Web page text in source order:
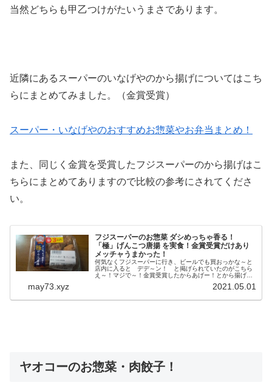
当然どちらも甲乙つけがたいうまさであります。
近隣にあるスーパーのいなげやのから揚げについてはこち
らにまとめてみました。（金賞受賞）
スーパー・いなげやのおすすめお惣菜やお弁当まとめ！
また、同じく金賞を受賞したフジスーパーのから揚げはこ
ちらにまとめてありますので比較の参考にされてくださ
い。
フジスーパーのお惣菜 ダシめっちゃ香る！
「極」げんこつ唐揚 を実食！金賞受賞だけあり
メッチャうまかった！
何気なくフジスーパーに行き、ビールでも買おっかな～と
店内に入ると デデ～ン！ と掲げられていたのがこちら
え～！マジで～！金賞受賞したからあげー！とから揚げ好
may73.xyz 2021.05.01
ヤオコーのお惣菜・肉餃子！